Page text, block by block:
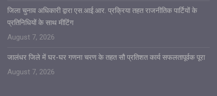
जिला चुनाव अधिकारी द्वारा एस.आई.आर. प्रक्रिया तहत राजनीतिक पार्टियों के
प्रतिनिधियों के साथ मीटिंग
August 7, 2026
जालंधर जिले में घर-घर गणना चरण के तहत सौ प्रतिशत कार्य सफलतापूर्वक पूरा
August 7, 2026